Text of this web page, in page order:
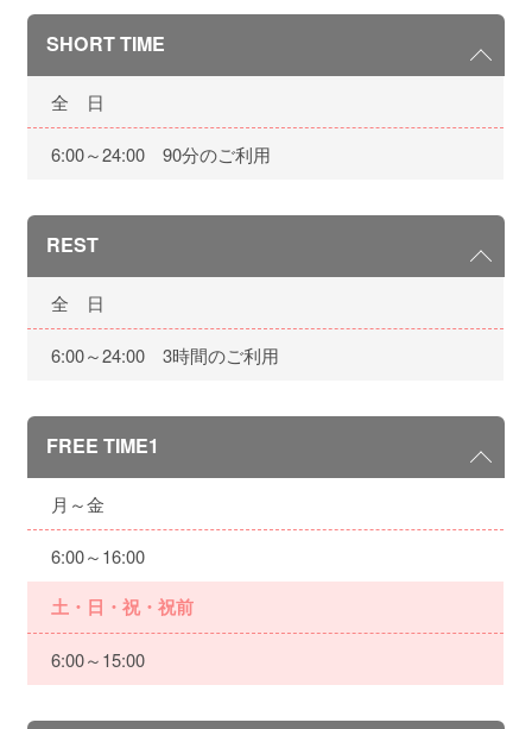
SHORT TIME
全 日
6:00～24:00 90分のご利用
REST
全 日
6:00～24:00 3時間のご利用
FREE TIME1
月～金
6:00～16:00
土・日・祝・祝前
6:00～15:00